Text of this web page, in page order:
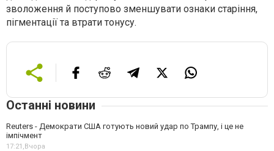
зволоження й поступово зменшувати ознаки старіння,
пігментації та втрати тонусу.
Останні новини
Reuters - Демократи США готують новий удар по Трампу, і це не
імпічмент
17:21,Вчора